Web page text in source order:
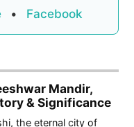
• Facebook
Mandir,
& Significance
the eternal city of